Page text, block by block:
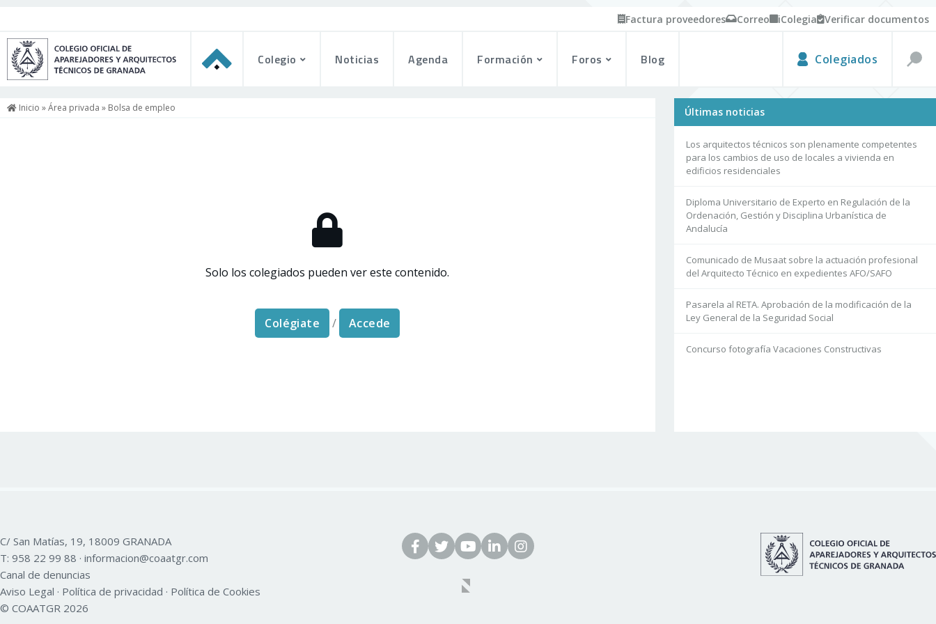
Factura proveedores Correo iColegia Verificar documentos
Colegio Noticias Agenda Formación Foros Blog Colegiados
Inicio »Área privada » Bolsa de empleo
Solo los colegiados pueden ver este contenido.
Colégiate / Accede
Últimas noticias
Los arquitectos técnicos son plenamente competentes
para los cambios de uso de locales a vivienda en
edificios residenciales
Diploma Universitario de Experto en Regulación de la
Ordenación, Gestión y Disciplina Urbanística de
Andalucía
Comunicado de Musaat sobre la actuación profesional
del Arquitecto Técnico en expedientes AFO/SAFO
Pasarela al RETA. Aprobación de la modificación de la
Ley General de la Seguridad Social
Concurso fotografía Vacaciones Constructivas
C/ San Matías, 19, 18009 GRANADA
T: 958 22 99 88 · informacion@coaatgr.com
Canal de denuncias
Aviso Legal · Política de privacidad · Política de Cookies
© COAATGR 2026